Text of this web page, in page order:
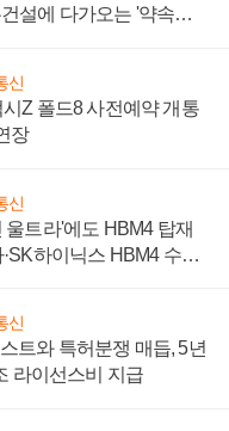
설에 다가오는 '약속의
신
Z 폴드8 사전예약 개통
장
신
울트라'에도 HBM4 탑재
하이닉스 HBM4 수율
신
트와 특허분쟁 매듭, 5년
라이선스비 지급